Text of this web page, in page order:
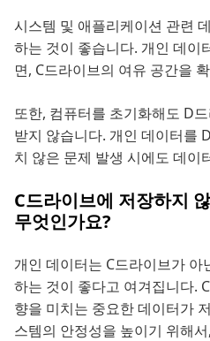
시스템 및 애플리케이션 관련
하는 것이 좋습니다. 개인 데이
면, C드라이브의 여유 공간을
또한, 컴퓨터를 초기화해도 D
받지 않습니다. 개인 데이터를
치 않은 문제 발생 시에도 데이
C드라이브에 저장하지
무엇인가요?
개인 데이터는 C드라이브가
하는 것이 좋다고 여겨집니다.
향을 미치는 중요한 데이터가
스템의 안정성을 높이기 위해